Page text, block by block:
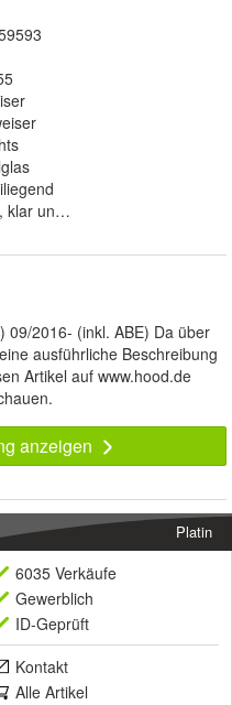
rauchgrau, klar und schwarz
09/2016- (inkl. ABE) Da über
ausführliche Beschreibung
Artikel auf www.hood.de
anzeigen
Platin
6035 Verkäufe
Gewerblich
ID-Geprüft
Kontakt
Alle Artikel